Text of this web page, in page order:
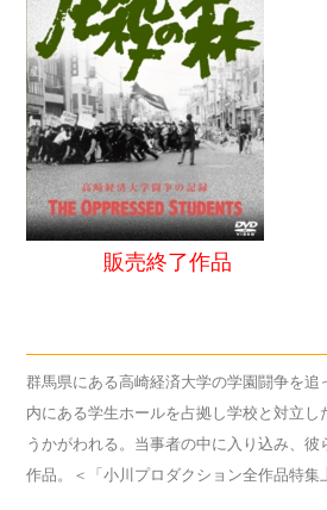
販売終了作品
群馬県にある高崎経済大学の学園闘争を
内にある学生ホールを占拠し学校と対立
うかがわれる。当事者の中に入り込み、
作品。＜「小川プロダクション全作品特